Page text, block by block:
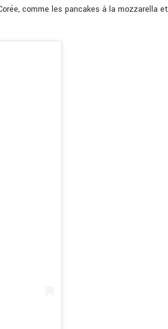
comme les pancakes à la mozzarella et